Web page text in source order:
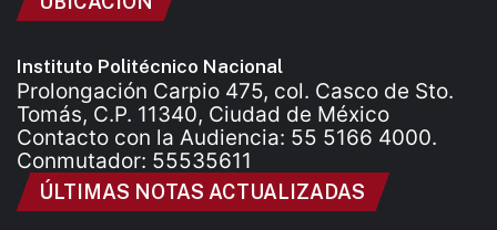
Instituto Politécnico Nacional
Prolongación Carpio 475, col. Casco de Sto.
Tomás, C.P. 11340, Ciudad de México
Contacto con la Audiencia: 55 5166 4000.
Conmutador: 55535611
ÚLTIMAS NOTAS ACTUALIZADAS